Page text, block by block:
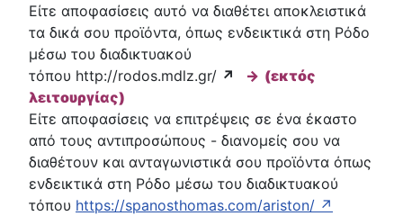
Είτε αποφασίσεις αυτό να διαθέτει αποκλειστικά
τα δικά σου προϊόντα, όπως ενδεικτικά στη Ρόδο
μέσω του διαδικτυακού
τόπου http://rodos.mdlz.gr/ ↗ → (εκτός
λειτουργίας)
Είτε αποφασίσεις να επιτρέψεις σε ένα έκαστο
από τους αντιπροσώπους - διανομείς σου να
διαθέτουν και ανταγωνιστικά σου προϊόντα όπως
ενδεικτικά στη Ρόδο μέσω του διαδικτυακού
τόπου https://spanosthomas.com/ariston/ ↗